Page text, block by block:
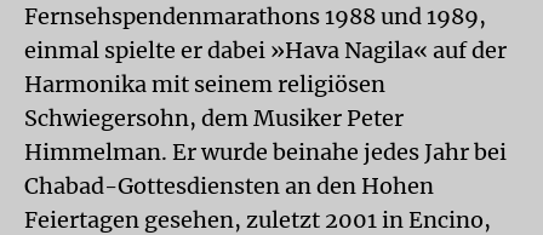
Fernsehspendenmarathons 1988 und 1989,
einmal spielte er dabei »Hava Nagila« auf der
Harmonika mit seinem religiösen
Schwiegersohn, dem Musiker Peter
Himmelman. Er wurde beinahe jedes Jahr bei
Chabad-Gottesdiensten an den Hohen
Feiertagen gesehen, zuletzt 2001 in Encino,